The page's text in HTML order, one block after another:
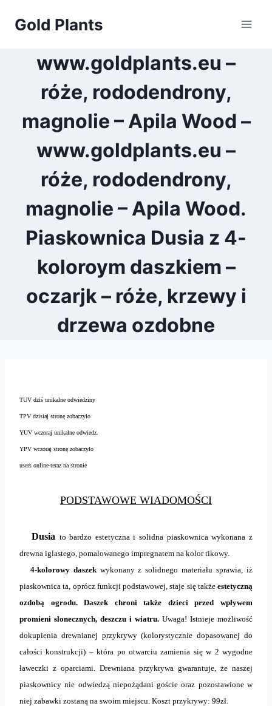
Gold Plants
www.goldplants.eu –
róże, rododendrony,
magnolie – Apila Wood –
www.goldplants.eu –
róże, rododendrony,
magnolie – Apila Wood.
Piaskownica Dusia z 4-
koloroym daszkiem –
oczarjk – róże, krzewy i
drzewa ozdobne
TUV dziś unikalne odwiedziny
TPV dzisiaj stronę zobaczyło
YUV wczoraj unikalne odwiedz.
YPV wczoraj stronę zobaczyło
users online-teraz na stronie
PODSTAWOWE WIADOMOŚCI
Dusia to bardzo estetyczna i solidna piaskownica wykonana z
drewna iglastego, pomalowanego impregnatem na kolor tikowy.
4-kolorowy daszek wykonany z solidnego materiału sprawia, iż
piaskownica ta, oprócz funkcji podstawowej, staje się także estetyczną
ozdobą ogrodu. Daszek chroni także dzieci przed wpływem
promieni słonecznych, deszczu i wiatru. Uwaga! Istnieje możliwość
dokupienia drewnianej przykrywy (kolorystycznie dopasowanej do
całości konstrukcji) – która po otwarciu zamienia się w 2 wygodne
ławeczki z oparciami. Drewniana przykrywa gwarantuje, że naszej
piaskownicy nie odwiedzą niepożądani goście oraz pozostawione w
niej zabawki zostaną na swoim miejscu. Koszt przykrywy: 99zł.